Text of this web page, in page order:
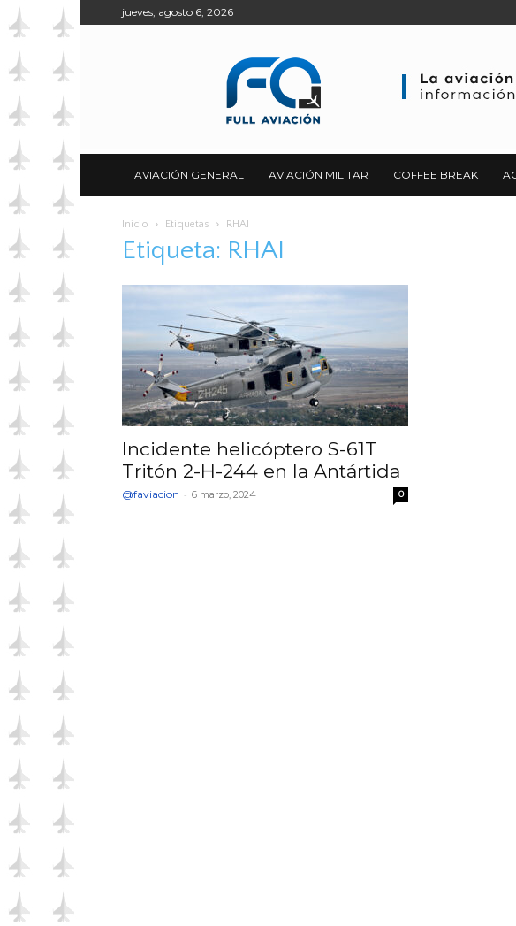
jueves, agosto 6, 2026
AVIACIÓN GENERAL AVIACIÓN MILITAR COFFEE BREAK
Inicio Etiquetas RHAI
Etiqueta: RHAI
Incidente helicóptero S-61T
Tritón 2-H-244 en la Antártida
@faviacion - 6 marzo, 2024 0